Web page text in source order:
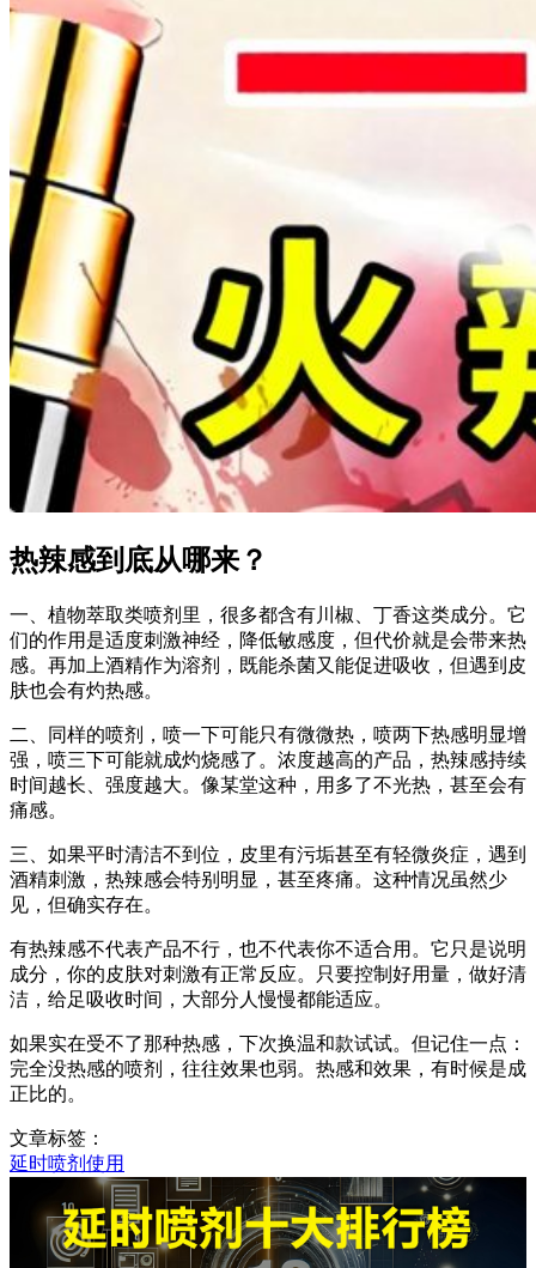
热辣感到底从哪来？
一、植物萃取类喷剂里，很多都含有川椒、丁香这类成分。它
们的作用是适度刺激神经，降低敏感度，但代价就是会带来热
感。再加上酒精作为溶剂，既能杀菌又能促进吸收，但遇到皮
肤也会有灼热感。
二、同样的喷剂，喷一下可能只有微微热，喷两下热感明显增
强，喷三下可能就成灼烧感了。浓度越高的产品，热辣感持续
时间越长、强度越大。像某堂这种，用多了不光热，甚至会有
痛感。
三、如果平时清洁不到位，皮里有污垢甚至有轻微炎症，遇到
酒精刺激，热辣感会特别明显，甚至疼痛。这种情况虽然少
见，但确实存在。
有热辣感不代表产品不行，也不代表你不适合用。它只是说明
成分，你的皮肤对刺激有正常反应。只要控制好用量，做好清
洁，给足吸收时间，大部分人慢慢都能适应。
如果实在受不了那种热感，下次换温和款试试。但记住一点：
完全没热感的喷剂，往往效果也弱。热感和效果，有时候是成
正比的。
文章标签：
延时喷剂使用